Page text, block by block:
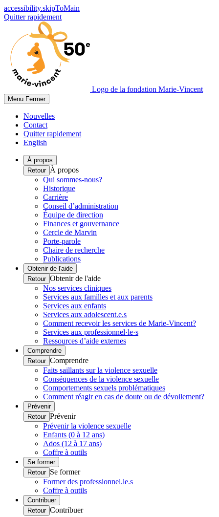
accessibility.skipToMain
Quitter rapidement
Logo de la fondation Marie-Vincent
Menu Fermer
Nouvelles
Contact
Quitter rapidement
English
À propos
Retour À propos
Qui sommes-nous?
Historique
Carrière
Conseil d’administration
Équipe de direction
Finances et gouvernance
Cercle de Marvin
Porte-parole
Chaire de recherche
Publications
Obtenir de l'aide
Retour Obtenir de l'aide
Nos services cliniques
Services aux familles et aux parents
Services aux enfants
Services aux adolescent.e.s
Comment recevoir les services de Marie-Vincent?
Services aux professionnel·le·s
Ressources d’aide externes
Comprendre
Retour Comprendre
Faits saillants sur la violence sexuelle
Conséquences de la violence sexuelle
Comportements sexuels problématiques
Comment réagir en cas de doute ou de dévoilement?
Prévenir
Retour Prévenir
Prévenir la violence sexuelle
Enfants (0 à 12 ans)
Ados (12 à 17 ans)
Coffre à outils
Se former
Retour Se former
Former des professionnel.le.s
Coffre à outils
Contribuer
Retour Contribuer